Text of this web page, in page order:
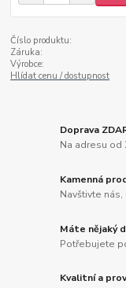
Číslo produktu:
Záruka:
Výrobce:
Hlídat cenu / dostupnost
Doprava
Na adresu od
Kamenná
Navštivte
Máte nějaký
Potřebujete
Kvalitní a